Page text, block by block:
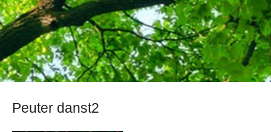
Peuter danst2